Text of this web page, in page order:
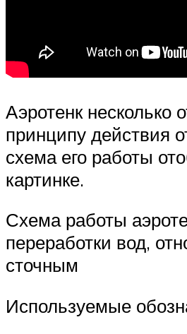
Аэротенк несколько
принципу действия
схема его работы
картинке.
Схема работы
переработки вод,
сточным
Используемые